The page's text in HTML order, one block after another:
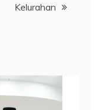
Kelurahan